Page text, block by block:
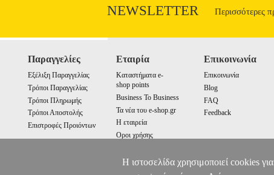
NEWSLETTER Περισσότερες
Παραγγελίες
Εξέλιξη Παραγγελίας
Τρόποι Παραγγελίας
Τρόποι Πληρωμής
Τρόποι Αποστολής
Επιστροφές Προιόντων
Εταιρία
Καταστήματα e-
shop points
Business To Business
Τα νέα του e-shop.gr
Η εταιρεία
Οροι χρήσης
Επικοινωνία
Επικοινωνία
Blog
FAQ
Feedback
Η ιστοσελίδα χρησιμοποιεί cookies